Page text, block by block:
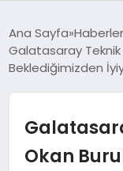
EKONOMİ
Ana Sayfa Haberler
Galatasaray Teknik
Beklediğimizden
Okan